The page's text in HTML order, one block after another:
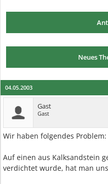
Neues
04.05.2003
Gast
Gast
Wir haben folgendes Problem:
Auf einen aus Kalksandstein
verdichtet wurde, hat man